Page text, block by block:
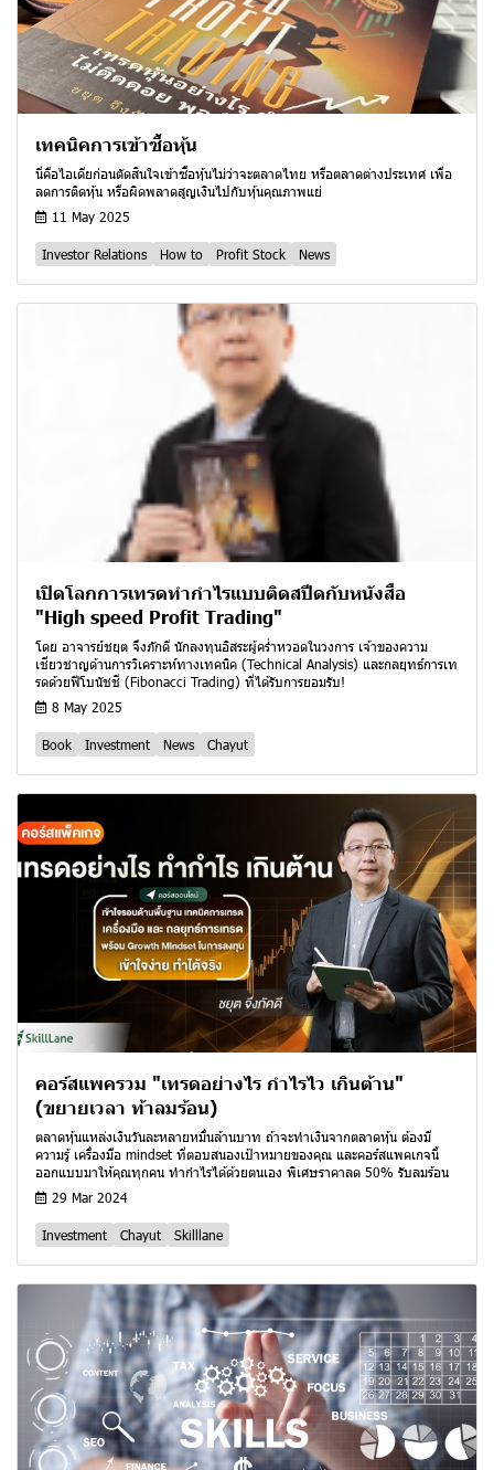
เทคนิคการเข้าซื้อหุ้น
นี่คือไอเดียก่อนตัดสินใจเข้าซื้อหุ้นไม่ว่าจะตลาดไทย หรือตลาดต่างประเทศ เพื่อ
ลดการติดหุ้น หรือผิดพลาดสูญเงินไปกับหุ้นคุณภาพแย่
11 May 2025
Investor Relations How to Profit Stock News
เปิดโลกการเทรดทำกำไรแบบติดสปีดกับหนังสือ
"High speed Profit Trading"
โดย อาจารย์ชยุต จึงภักดี นักลงทุนอิสระผู้คร่ำหวอดในวงการ เจ้าของความ
เชี่ยวชาญด้านการวิเคราะห์ทางเทคนิค (Technical Analysis) และกลยุทธ์การเท
รดด้วยฟีโบนัชชี (Fibonacci Trading) ที่ได้รับการยอมรับ!
8 May 2025
Book Investment News Chayut
คอร์สแพครวม "เทรดอย่างไร กำไรไว เกินต้าน"
(ขยายเวลา ท้าลมร้อน)
ตลาดหุ้นแหล่งเงินวันละหลายหมื่นล้านบาท ถ้าจะทำเงินจากตลาดหุ้น ต้องมี
ความรู้ เครื่องมือ mindset ที่ตอบสนองเป้าหมายของคุณ และคอร์สแพคเกจนี้
ออกแบบมาให้คุณทุกคน ทำกำไรได้ด้วยตนเอง พิเศษราคาลด 50% รับลมร้อน
29 Mar 2024
Investment Chayut Skilllane